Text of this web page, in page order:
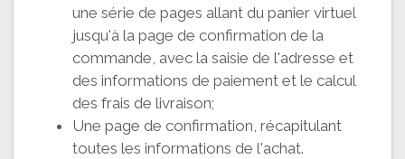
une série de pages allant du panier virtuel
jusqu'à la page de confirmation de la
commande, avec la saisie de l'adresse et
des informations de paiement et le calcul
des frais de livraison;
Une page de confirmation, récapitulant
toutes les informations de l'achat.